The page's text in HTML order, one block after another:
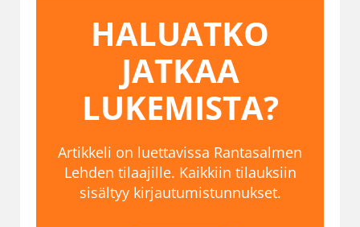
HALUATKO
JATKAA
LUKEMISTA?
Artikkeli on luettavissa Rantasalmen
Lehden tilaajille. Kaikkiin tilauksiin
sisältyy kirjautumistunnukset.